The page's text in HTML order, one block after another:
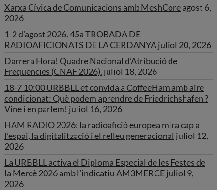
Xarxa Cívica de Comunicacions amb MeshCoreagost 6,
2026
1-2 d’agost 2026. 45a TROBADA DE
RADIOAFICIONATS DE LA CERDANYAjuliol 20, 2026
Darrera Hora! Quadre Nacional d’Atribució de
Freqüències (CNAF 2026). juliol 18, 2026
18-7 10:00 URBBLL et convida a CoffeeHam amb aire
condicionat: Què podem aprendre de Friedrichshafen ?
Vine i en parlem! juliol 16, 2026
HAM RADIO 2026: la radioafició europea mira cap a
l’espai, la digitalització i el relleu generacional juliol 12,
2026
La URBBLL activa el Diploma Especial de les Festes de
la Mercè 2026 amb l’indicatiu AM3MERCEjuliol 9,
2026